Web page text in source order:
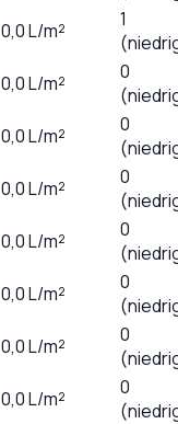
0,0L/m²
1
0,0L/m²
0
0,0L/m²
0
0,0L/m²
0
0,0L/m²
0
0,0L/m²
0
0,0L/m²
0
0,0L/m²
0